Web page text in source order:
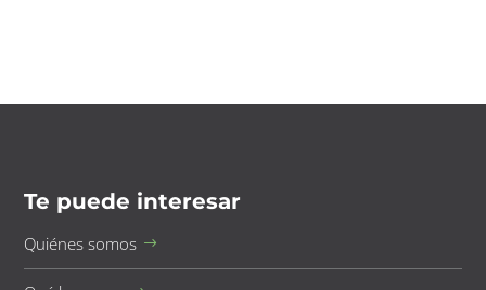
Te puede interesar
Quiénes somos